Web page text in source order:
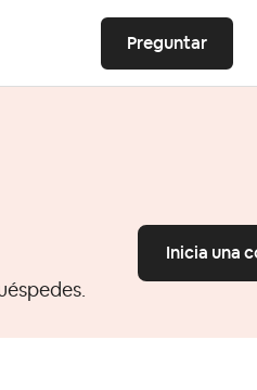
Preguntar
Inicia una